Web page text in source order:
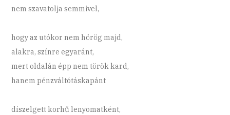
nem szavatolja semmivel,
hogy az utókor nem hörög majd,
alakra, színre egyaránt,
mert oldalán épp nem török kard,
hanem pénzváltótáskapánt
díszelgett korhű lenyomatként,